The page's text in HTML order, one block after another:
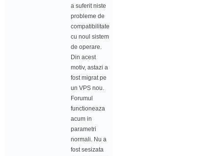
a suferit niste
probleme de
compatibilitate
cu noul sistem
de operare.
Din acest
motiv, astazi a
fost migrat pe
un VPS nou.
Forumul
functioneaza
acum in
parametri
normali. Nu a
fost sesizata